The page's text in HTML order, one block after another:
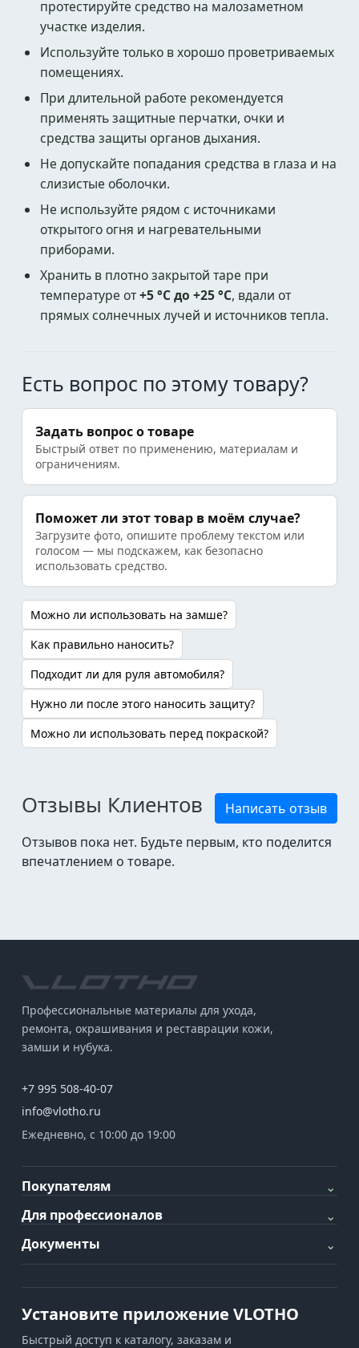
протестируйте средство на малозаметном
участке изделия.
Используйте только в хорошо проветриваемых
помещениях.
При длительной работе рекомендуется
применять защитные перчатки, очки и
средства защиты органов дыхания.
Не допускайте попадания средства в глаза и на
слизистые оболочки.
Не используйте рядом с источниками
открытого огня и нагревательными
приборами.
Хранить в плотно закрытой таре при
температуре от+5 °C до +25 °C, вдали от
прямых солнечных лучей и источников тепла.
Есть вопрос по этому товару?
Задать вопрос о товаре
Быстрый ответ по применению, материалам и
ограничениям.
Поможет ли этот товар в моём случае?
Загрузите фото, опишите проблему текстом или
голосом — мы подскажем, как безопасно
использовать средство.
Можно ли использовать на замше?
Как правильно наносить?
Подходит ли для руля автомобиля?
Нужно ли после этого наносить защиту?
Можно ли использовать перед покраской?
Отзывы Клиентов
Написать отзыв
Отзывов пока нет. Будьте первым, кто поделится
впечатлением о товаре.
Профессиональные материалы для ухода,
ремонта, окрашивания и реставрации кожи,
замши и нубука.
+7 995 508-40-07
info@vlotho.ru
Ежедневно, с 10:00 до 19:00
Покупателям
⌄
Для профессионалов
⌄
Документы
⌄
Установите приложение VLOTHO
Быстрый доступ к каталогу, заказам и